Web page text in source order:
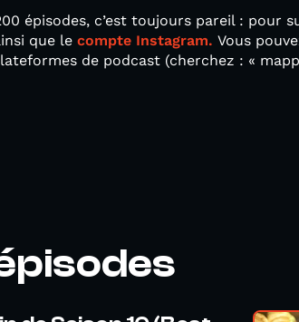
épisodes, c’est toujours pareil : pour
que le compte Instagram. Vous
de podcast (cherchez : «